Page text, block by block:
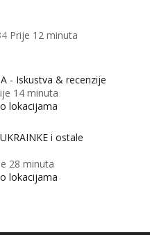
Prije 12 minuta
- Iskustva & recenzije
14 minuta
lokacijama
i ostale
28 minuta
lokacijama